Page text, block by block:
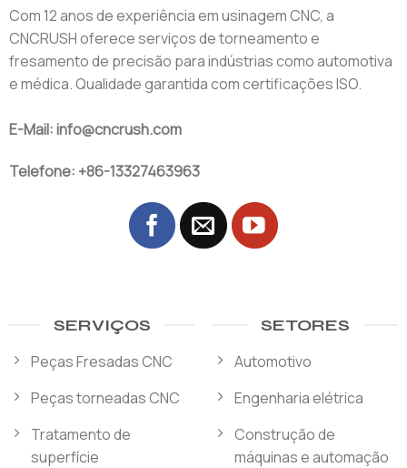
Com 12 anos de experiência em usinagem CNC, a
CNCRUSH oferece serviços de torneamento e
fresamento de precisão para indústrias como automotiva
e médica. Qualidade garantida com certificações ISO.
E-Mail: info@cncrush.com
Telefone: +86-13327463963
SERVIÇOS
Peças Fresadas CNC
Peças torneadas CNC
Tratamento de
superfície
SETORES
Automotivo
Engenharia elétrica
Construção de
máquinas e automação